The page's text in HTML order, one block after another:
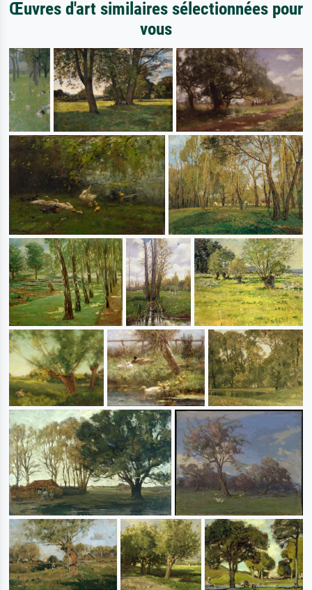
Œuvres d'art similaires sélectionnées pour
vous